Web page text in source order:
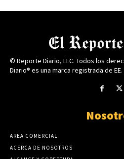
© Reporte Diario, LLC. Todos los
Diario® es una marca registrada de EE.
AREA COMERCIAL
ACERCA DE NOSOTROS